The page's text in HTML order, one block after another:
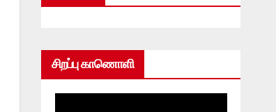
சிறப்பு காணொளி